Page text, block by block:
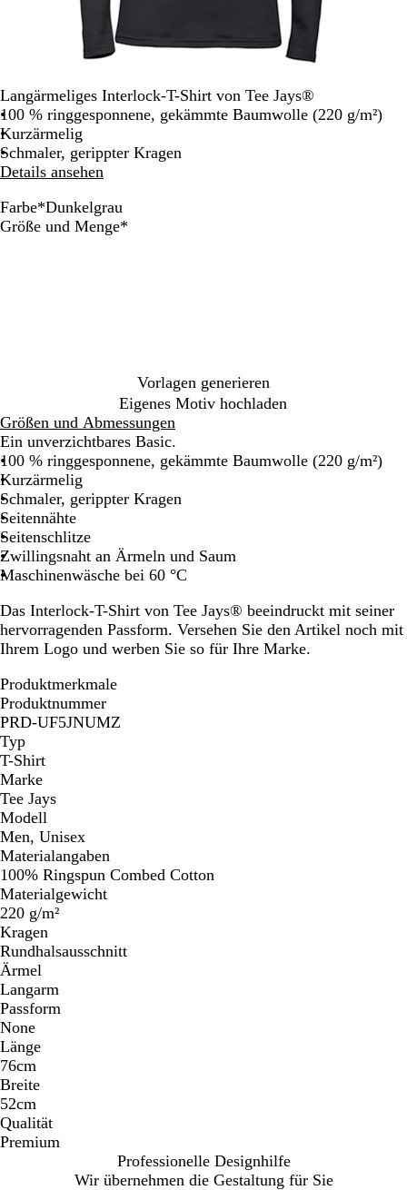
Langärmeliges Interlock-T-Shirt von Tee Jays®
100 % ringgesponnene, gekämmte Baumwolle (220 g/m²)
Kurzärmelig
Schmaler, gerippter Kragen
Details ansehen
Farbe*Dunkelgrau
D
S
M
W
Größe und Menge*
Vorlagen generieren
Eigenes Motiv hochladen
Größen und Abmessungen
Ein unverzichtbares Basic.
100 % ringgesponnene, gekämmte Baumwolle (220 g/m²)
Kurzärmelig
Schmaler, gerippter Kragen
Seitennähte
Seitenschlitze
Zwillingsnaht an Ärmeln und Saum
Maschinenwäsche bei 60 °C
Das Interlock-T-Shirt von Tee Jays® beeindruckt mit seiner
hervorragenden Passform. Versehen Sie den Artikel noch mit
Ihrem Logo und werben Sie so für Ihre Marke.
Produktmerkmale
Produktnummer
PRD-UF5JNUMZ
Typ
T-Shirt
Marke
Tee Jays
Modell
Men, Unisex
Materialangaben
100% Ringspun Combed Cotton
Materialgewicht
220 g/m²
Kragen
Rundhalsausschnitt
Ärmel
Langarm
Passform
None
Länge
76cm
Breite
52cm
Qualität
Premium
Professionelle Designhilfe
Wir übernehmen die Gestaltung für Sie